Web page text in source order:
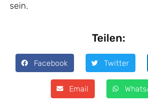
sein.
Teilen:
Facebook Twitter
Email